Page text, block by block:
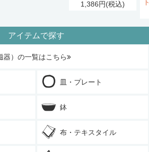
1,386円(税込)
アイテムで探す
器）の一覧はこちら
皿・プレート
鉢
布・テキスタイル